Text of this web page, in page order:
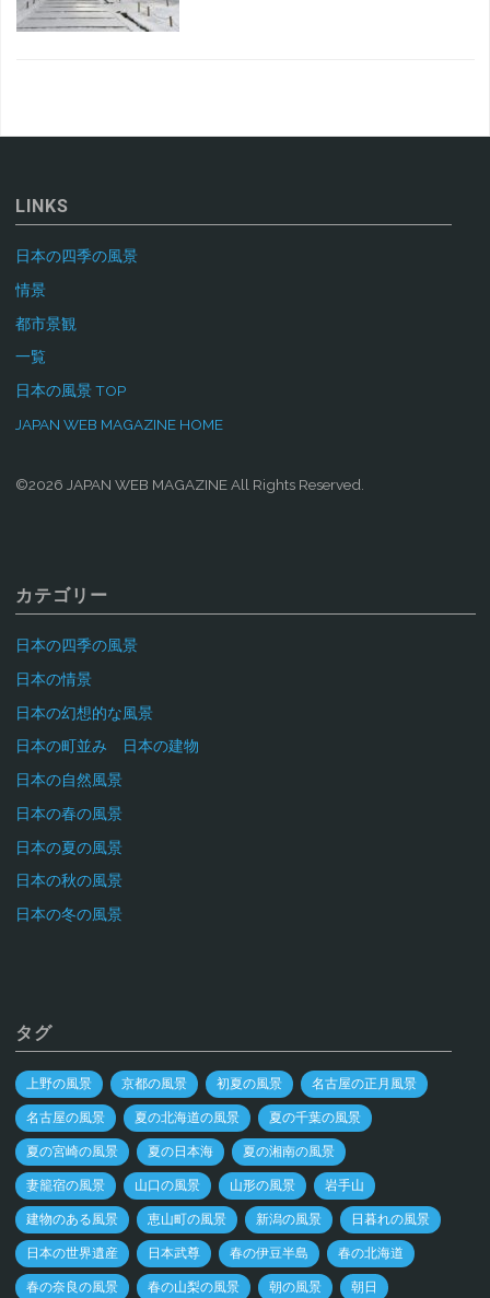
LINKS
日本の四季の風景
情景
都市景観
一覧
日本の風景 TOP
JAPAN WEB MAGAZINE HOME
©2026 JAPAN WEB MAGAZINE All Rights Reserved.
カテゴリー
日本の四季の風景
日本の情景
日本の幻想的な風景
日本の町並み 日本の建物
日本の自然風景
日本の春の風景
日本の夏の風景
日本の秋の風景
日本の冬の風景
タグ
上野の風景 京都の風景 初夏の風景 名古屋の正月風景
名古屋の風景 夏の北海道の風景 夏の千葉の風景
夏の宮崎の風景 夏の日本海 夏の湘南の風景
妻籠宿の風景 山口の風景 山形の風景 岩手山
建物のある風景 恵山町の風景 新潟の風景 日暮れの風景
日本の世界遺産 日本武尊 春の伊豆半島 春の北海道
春の奈良の風景 春の山梨の風景 朝の風景 朝日